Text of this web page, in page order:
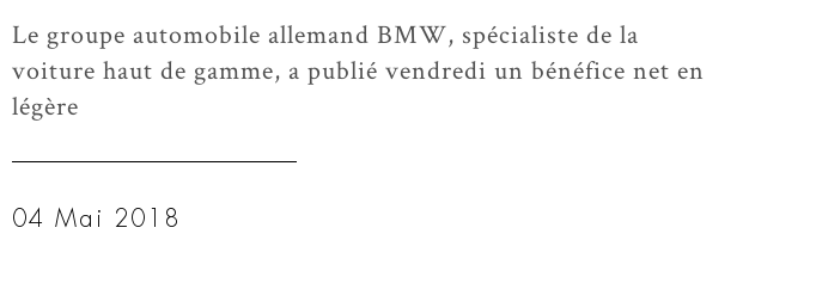
Le groupe automobile allemand BMW, spécialiste de la
voiture haut de gamme, a publié vendredi un bénéfice net en
légère
04 Mai 2018